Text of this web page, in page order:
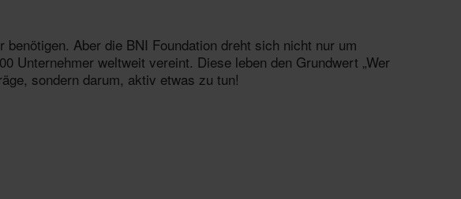
Aber die BNI Foundation dreht sich nicht nur um
Unternehmer weltweit vereint. Diese leben den Grundwert „Wer
sondern darum, aktiv etwas zu tun!